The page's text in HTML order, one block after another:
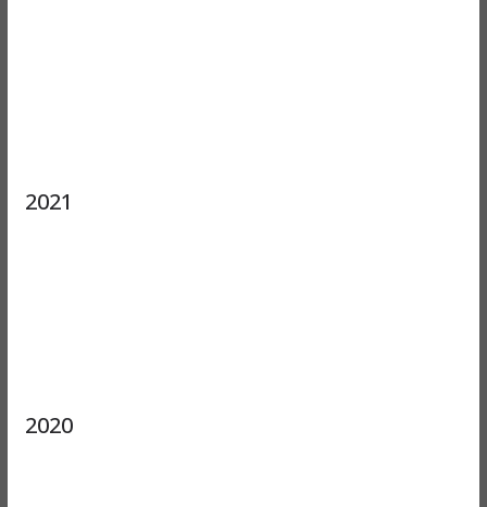
2021
2020